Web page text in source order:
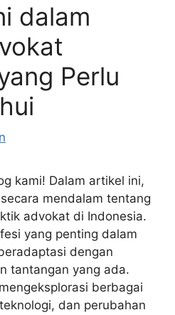
dalam
Perlu
kami! Dalam artikel ini,
mendalam tentang
advokat di Indonesia.
yang penting dalam
dengan
tantangan yang ada.
berbagai
dan perubahan